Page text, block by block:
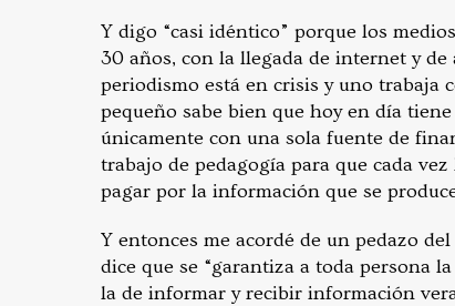
Y digo “casi idéntico” porque los
30 años, con la llegada de internet y
periodismo está en crisis y uno trabaja
pequeño sabe bien que hoy en día
únicamente con una sola fuente de
trabajo de pedagogía para que cada
pagar por la información que se
Y entonces me acordé de un pedazo
dice que se “garantiza a toda persona
la de informar y recibir información